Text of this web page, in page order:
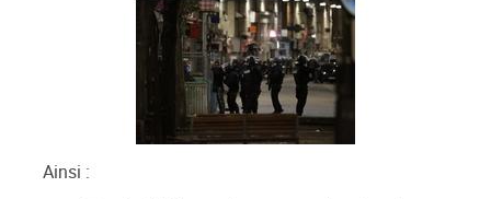
Ainsi :